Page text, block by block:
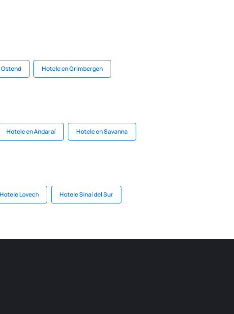
Hotele en Grimbergen
Hotele en Andaraí Hotele en Savanna
Hotele Lovech Hotele Sinaí del Sur